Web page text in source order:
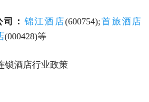
： 锦江酒店(600754);首旅酒店
(000428)等
锁酒店行业政策